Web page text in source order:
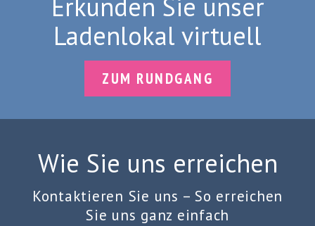
Ladenlokal virtuell
ZUM RUNDGANG
Wie Sie uns erreichen
Kontaktieren Sie uns – So erreichen
Sie uns ganz einfach